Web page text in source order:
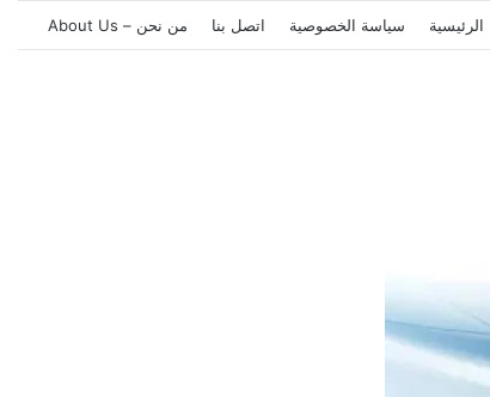
الرئيسية سياسة الخصوصية اتصل بنا من نحن – About Us